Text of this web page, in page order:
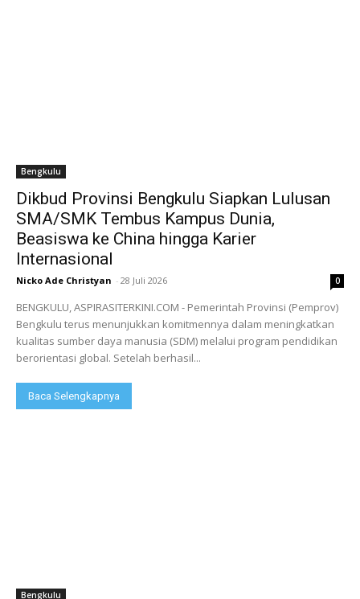
Bengkulu
Dikbud Provinsi Bengkulu Siapkan Lulusan
SMA/SMK Tembus Kampus Dunia,
Beasiswa ke China hingga Karier
Internasional
Nicko Ade Christyan - 28 Juli 2026 0
BENGKULU, ASPIRASITERKINI.COM - Pemerintah Provinsi (Pemprov)
Bengkulu terus menunjukkan komitmennya dalam meningkatkan
kualitas sumber daya manusia (SDM) melalui program pendidikan
berorientasi global. Setelah berhasil...
Baca Selengkapnya
Bengkulu